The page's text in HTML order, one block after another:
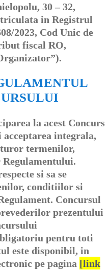
30 – 32,
in Registrul
2023, Cod Unic de
fiscal RO,
la acest Concurs
acceptarea integrala,
termenilor,
si sa se
conditiilor si
Concursul
prezentului
pentru toti
este disponibil, in
pe pagina [link